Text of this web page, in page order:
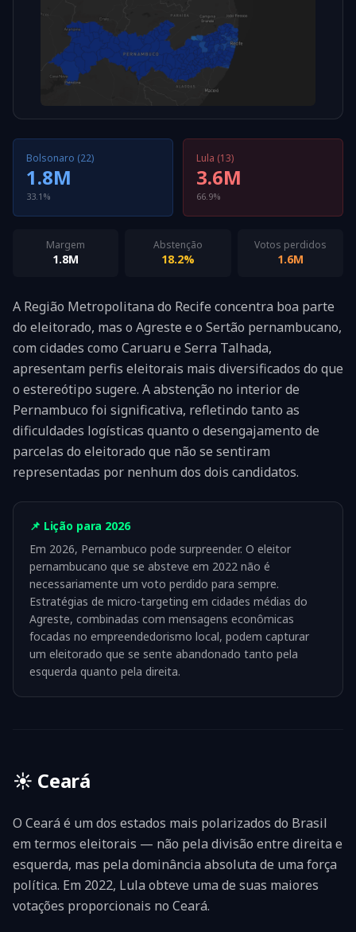
Bolsonaro (22)
1.8M
33.1%
Lula (13)
3.6M
66.9%
Margem
1.8M
Abstenção
18.2%
Votos perdidos
1.6M
A Região Metropolitana do Recife concentra boa parte
do eleitorado, mas o Agreste e o Sertão pernambucano,
com cidades como Caruaru e Serra Talhada,
apresentam perfis eleitorais mais diversificados do que
o estereótipo sugere. A abstenção no interior de
Pernambuco foi significativa, refletindo tanto as
dificuldades logísticas quanto o desengajamento de
parcelas do eleitorado que não se sentiram
representadas por nenhum dos dois candidatos.
📌 Lição para 2026
Em 2026, Pernambuco pode surpreender. O eleitor
pernambucano que se absteve em 2022 não é
necessariamente um voto perdido para sempre.
Estratégias de micro-targeting em cidades médias do
Agreste, combinadas com mensagens econômicas
focadas no empreendedorismo local, podem capturar
um eleitorado que se sente abandonado tanto pela
esquerda quanto pela direita.
☀️ Ceará
O Ceará é um dos estados mais polarizados do Brasil
em termos eleitorais — não pela divisão entre direita e
esquerda, mas pela dominância absoluta de uma força
política. Em 2022, Lula obteve uma de suas maiores
votações proporcionais no Ceará.